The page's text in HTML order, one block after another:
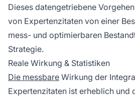
Dieses datengetriebene
von Expertenzitaten von einer
mess- und optimierbaren
Strategie.
Reale Wirkung & Statistiken
Die messbare Wirkung der
Expertenzitaten ist erheblich und